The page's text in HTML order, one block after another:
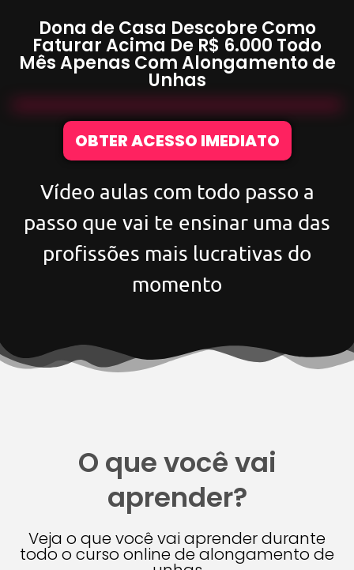
Dona de Casa Descobre Como
Faturar Acima De R$ 6.000 Todo
Mês Apenas ComAlongamento de
Unhas
OBTER ACESSO IMEDIATO
Vídeo aulas com todo passo a
passo que vai te ensinar uma das
profissões mais lucrativas do
momento
O que você vai
aprender?
Veja o que você vai aprender durante
todo o curso online de alongamento de